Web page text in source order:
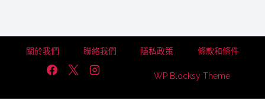
關於我們 聯絡我們 隱私政策 條款和條件
WP Blocksy Theme